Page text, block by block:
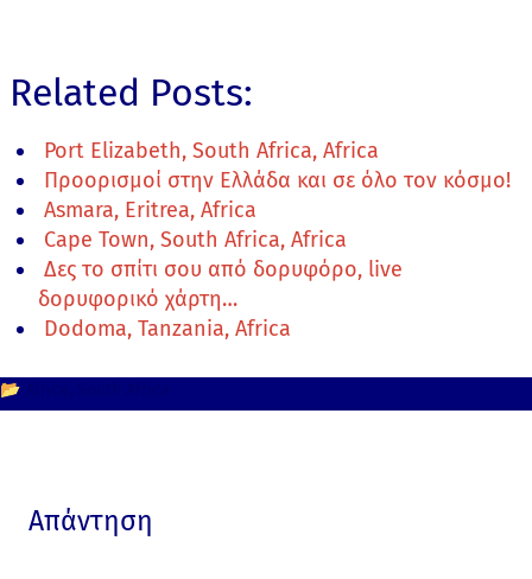
Related Posts:
Port Elizabeth, South Africa, Africa
Προορισμοί στην Ελλάδα και σε όλο τον κόσμο!
Asmara, Eritrea, Africa
Cape Town, South Africa, Africa
Δες το σπίτι σου από δορυφόρο, live
δορυφορικό χάρτη…
Dodoma, Tanzania, Africa
📂
Απάντηση